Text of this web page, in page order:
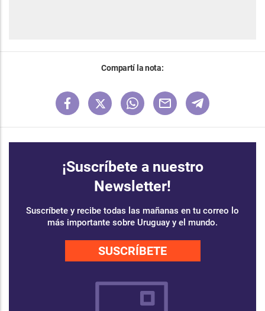
Compartí la nota:
¡Suscríbete a nuestro
Newsletter!
Suscríbete y recibe todas las mañanas en tu correo lo
más importante sobre Uruguay y el mundo.
SUSCRÍBETE